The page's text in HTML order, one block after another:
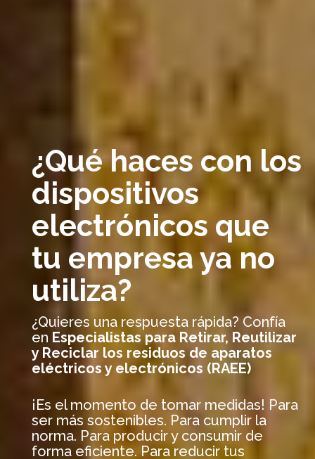
¿Qué haces con los
dispositivos
electrónicos que
tu empresa ya no
utiliza?
¿Quieres una respuesta rápida? Confía
en Especialistas para Retirar, Reutilizar
y Reciclar los residuos de aparatos
eléctricos y electrónicos (RAEE)
¡Es el momento de tomar medidas! Para
ser más sostenibles. Para cumplir la
norma. Para producir y consumir de
forma eficiente. Para reducir tus